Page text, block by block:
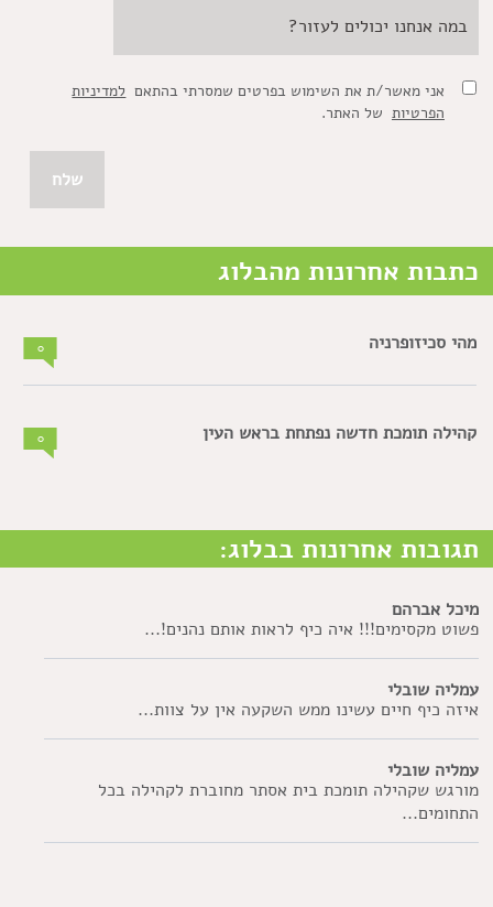
אני מאשר/ת את השימוש בפרטים שמסרתי בהתאם למדיניות
הפרטיותשל האתר.
כתבות אחרונות מהבלוג
מהי סכיזופרניה
קהילה תומכת חדשה נפתחת בראש העין
תגובות אחרונות בבלוג:
מיכל אברהם
פשוט מקסימים!!! איה כיף לראות אותם נהנים!...
עמליה שובלי
איזה כיף חיים עשינו ממש השקעה אין על צוות...
עמליה שובלי
מורגש שקהילה תומכת בית אסתר מחוברת לקהילה בכל
התחומים...